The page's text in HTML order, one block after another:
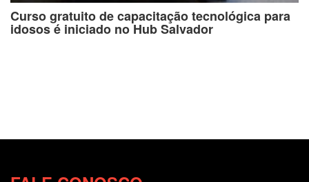
Curso gratuito de capacitação tecnológica para
idosos é iniciado no Hub Salvador